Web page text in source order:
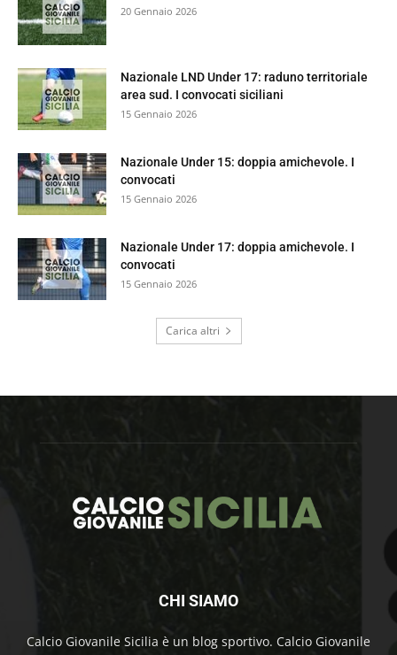
20 Gennaio 2026
Nazionale LND Under 17: raduno territoriale
area sud. I convocati siciliani
15 Gennaio 2026
Nazionale Under 15: doppia amichevole. I
convocati
15 Gennaio 2026
Nazionale Under 17: doppia amichevole. I
convocati
15 Gennaio 2026
Carica altri
CHI SIAMO
Calcio Giovanile Sicilia è un blog sportivo. Calcio Giovanile